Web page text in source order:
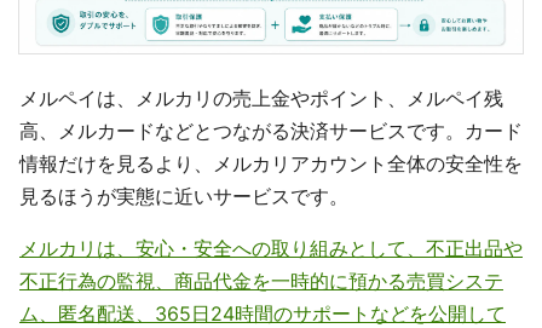
メルペイは、メルカリの売上金やポイント、メルペイ残
高、メルカードなどとつながる決済サービスです。カード
情報だけを見るより、メルカリアカウント全体の安全性を
見るほうが実態に近いサービスです。
メルカリは、安心・安全への取り組みとして、不正出品や
不正行為の監視、商品代金を一時的に預かる売買システ
ム、匿名配送、365日24時間のサポートなどを公開して